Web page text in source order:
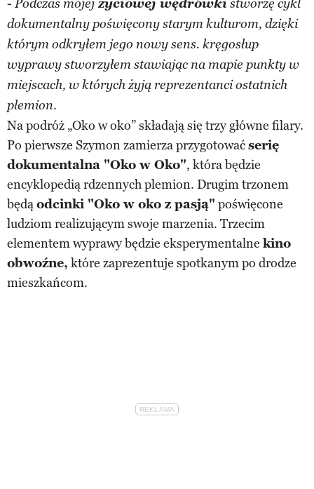
- Podczas mojejżyciowej wędrówki stworzę cykl
dokumentalny poświęcony starym kulturom, dzięki
którym odkryłem jego nowy sens. kręgosłup
wyprawy stworzyłem stawiając na mapie punkty w
miejscach, w których żyją reprezentanci ostatnich
plemion.
Na podróż „Oko w oko” składają się trzy główne filary.
Po pierwsze Szymon zamierza przygotowaćserię
dokumentalna "Oko w Oko", która będzie
encyklopedią rdzennych plemion. Drugim trzonem
będąodcinki "Oko w oko z pasją" poświęcone
ludziom realizującym swoje marzenia. Trzecim
elementem wyprawy będzie eksperymentalne kino
obwoźne, które zaprezentuje spotkanym po drodze
mieszkańcom.